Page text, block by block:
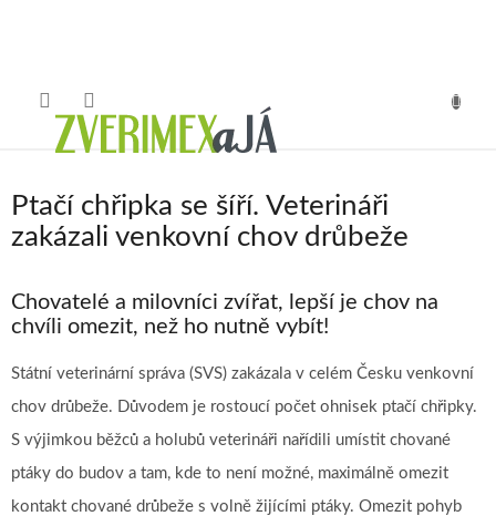
Ptačí chřipka se šíří. Veterináři
zakázali venkovní chov drůbeže
Chovatelé a milovníci zvířat, lepší je chov na
chvíli omezit, než ho nutně vybít!
Státní veterinární správa (SVS) zakázala v celém Česku venkovní
chov drůbeže. Důvodem je rostoucí počet ohnisek ptačí chřipky.
S výjimkou běžců a holubů veterináři nařídili umístit chované
ptáky do budov a tam, kde to není možné, maximálně omezit
kontakt chované drůbeže s volně žijícími ptáky. Omezit pohyb